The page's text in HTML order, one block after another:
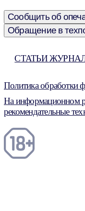
Сообщить об
Обращение в
СТАТЬИ
Политика обработки
На информационном
рекомендательные